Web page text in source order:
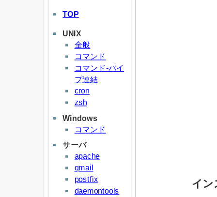
TOP
UNIX
全般
コマンド
コマンド-パイ
プ連結
cron
zsh
Windows
コマンド
サーバ
apache
qmail
postfix
daemontools
イン